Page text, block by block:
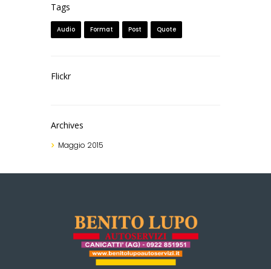
Tags
Audio Format Post Quote
Flickr
Archives
Maggio 2015